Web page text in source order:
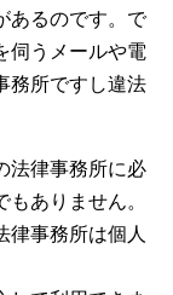
あるのです。で
伺うメールや電
務所ですし違法
法律事務所に必
ありません。
律事務所は個人